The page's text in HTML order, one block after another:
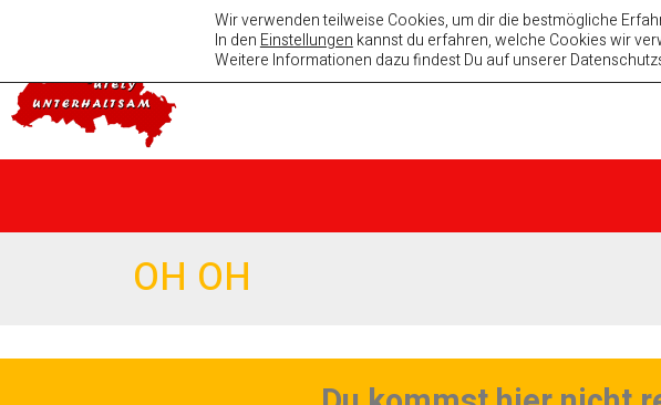
Absolutely Unterhaltsam e. V.
OH OH
Wir verwenden teilweise Cookies, um dir die bestmögliche
In den Einstellungen kannst du erfahren, welche Cookies wir
Weitere Informationen dazu findest Du auf unserer